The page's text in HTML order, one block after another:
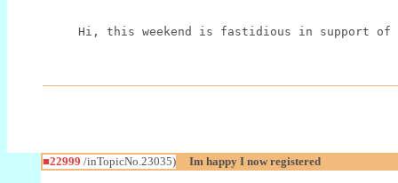
Hi, this weekend is fastidious in support of
■22999 /inTopicNo.23035) Im happy I now registered